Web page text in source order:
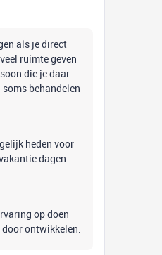
als je direct
ruimte geven
die je daar
behandelen
heden voor
dagen
op doen
door ontwikkelen.